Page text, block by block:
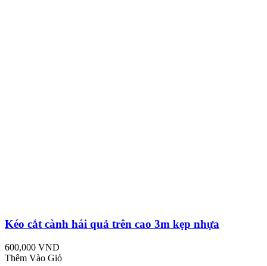
Kéo cắt cành hái quả trên cao 3m kẹp nhựa
600,000 VND
Thêm Vào Giỏ